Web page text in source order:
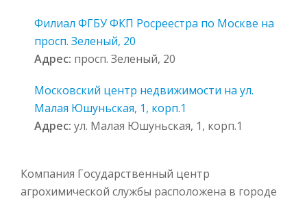
Филиал ФГБУ ФКП Росреестра по Москве на
просп. Зеленый, 20
Адрес: просп. Зеленый, 20
Московский центр недвижимости на ул.
Малая Юшуньская, 1, корп.1
Адрес: ул. Малая Юшуньская, 1, корп.1
Компания Государственный центр
агрохимической службы расположена в городе